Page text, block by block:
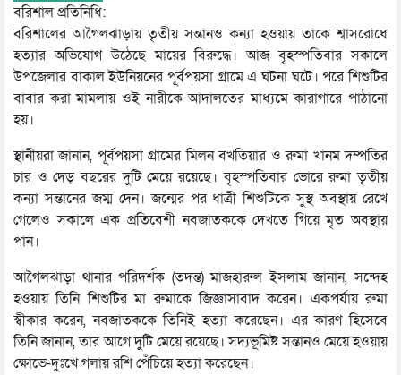
বরিশাল প্রতিনিধি:
বরিশালের আগৈলঝাড়ায় তৃতীয় সন্তানও কন্যা হওয়ায় তাকে শ্বাসরোধে
হত্যার অভিযোগ উঠেছে মায়ের বিরুদ্ধে। আজ বৃহস্পতিবার সকালে
উপজেলার বাকাল ইউনিয়নের পূর্বপয়সা গ্রামে এ ঘটনা ঘটে। পরে শিশুটির
বাবার করা মামলায় ওই নারীকে আদালতের মাধ্যমে কারাগারে পাঠানো
হয়।
স্থানীয়রা জানান, পূর্বপয়সা গ্রামের মিলন বখতিয়ার ও রুমা খানম দম্পতির
চার ও দেড় বছরের দুটি মেয়ে রয়েছে। বৃহস্পতিবার ভোরে রুমা তৃতীয়
কন্যা সন্তানের জম্ম দেন। জন্মের পর ধাত্রী শিশুটিকে সুস্থ অবস্থায় রেখে
গেলেও সকালে এক প্রতিবেশী নবজাতককে দেখতে গিয়ে মৃত অবস্থায়
পান।
আগৈলঝাড়া থানার পরিদর্শক (তদন্ত) মাজহারুল ইসলাম জানান, সন্দেহ
হওয়ায় তিনি শিশুটির মা রুমাকে জিজ্ঞাসাবাদ করেন। একপর্যায় রুমা
স্বীকার করেন, নবজাতককে তিনিই হত্যা করেছেন। এর কারণ হিসেবে
তিনি জানান, তার আগে দুটি মেয়ে রয়েছে। সদ্যভূমিষ্ট সন্তানও মেয়ে হওয়ায়
ক্ষোভে-দুঃখে গলায় রশি পেঁচিয়ে হত্যা করেছেন।